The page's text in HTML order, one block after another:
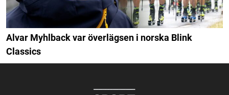
Alvar Myhlback var överlägsen i norska Blink
Classics